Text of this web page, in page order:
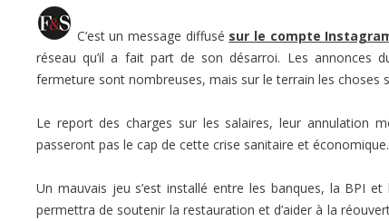
C’est un message diffusé sur le compte
réseau qu’il a fait part de son désarroi. Les annonces
fermeture sont nombreuses, mais sur le terrain les choses
Le report des charges sur les salaires, leur annulation
passeront pas le cap de cette crise sanitaire et
Un mauvais jeu s’est installé entre les banques, la BPI
permettra de soutenir la restauration et d’aider à la